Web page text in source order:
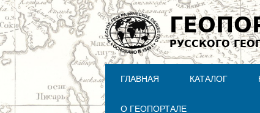
РУССКОГО
ГЛАВНАЯ КАТАЛОГ
О ГЕОПОРТАЛЕ